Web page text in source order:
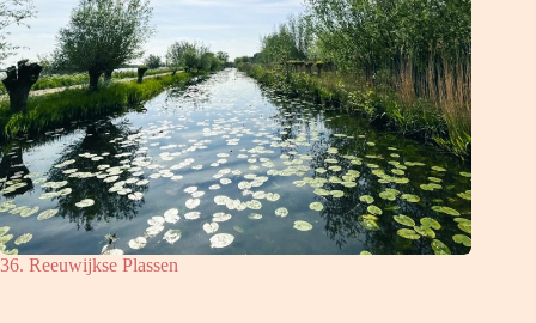
36. Reeuwijkse Plassen